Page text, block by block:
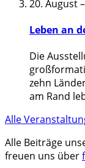
20. August–
Leben an
Die
zehn
am Rand
Alle
Alle Beiträge
freuen uns über